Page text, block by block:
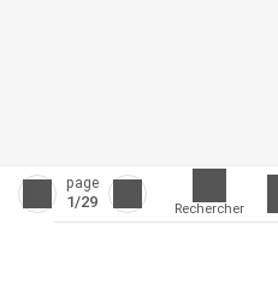
page
1/29 Rechercher